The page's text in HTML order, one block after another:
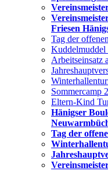
Friesen
Tag der
Kuddelmuddel
Arbeitseinsatz
Sommercamp
Eltern-Kind
Hänigser
Tag der